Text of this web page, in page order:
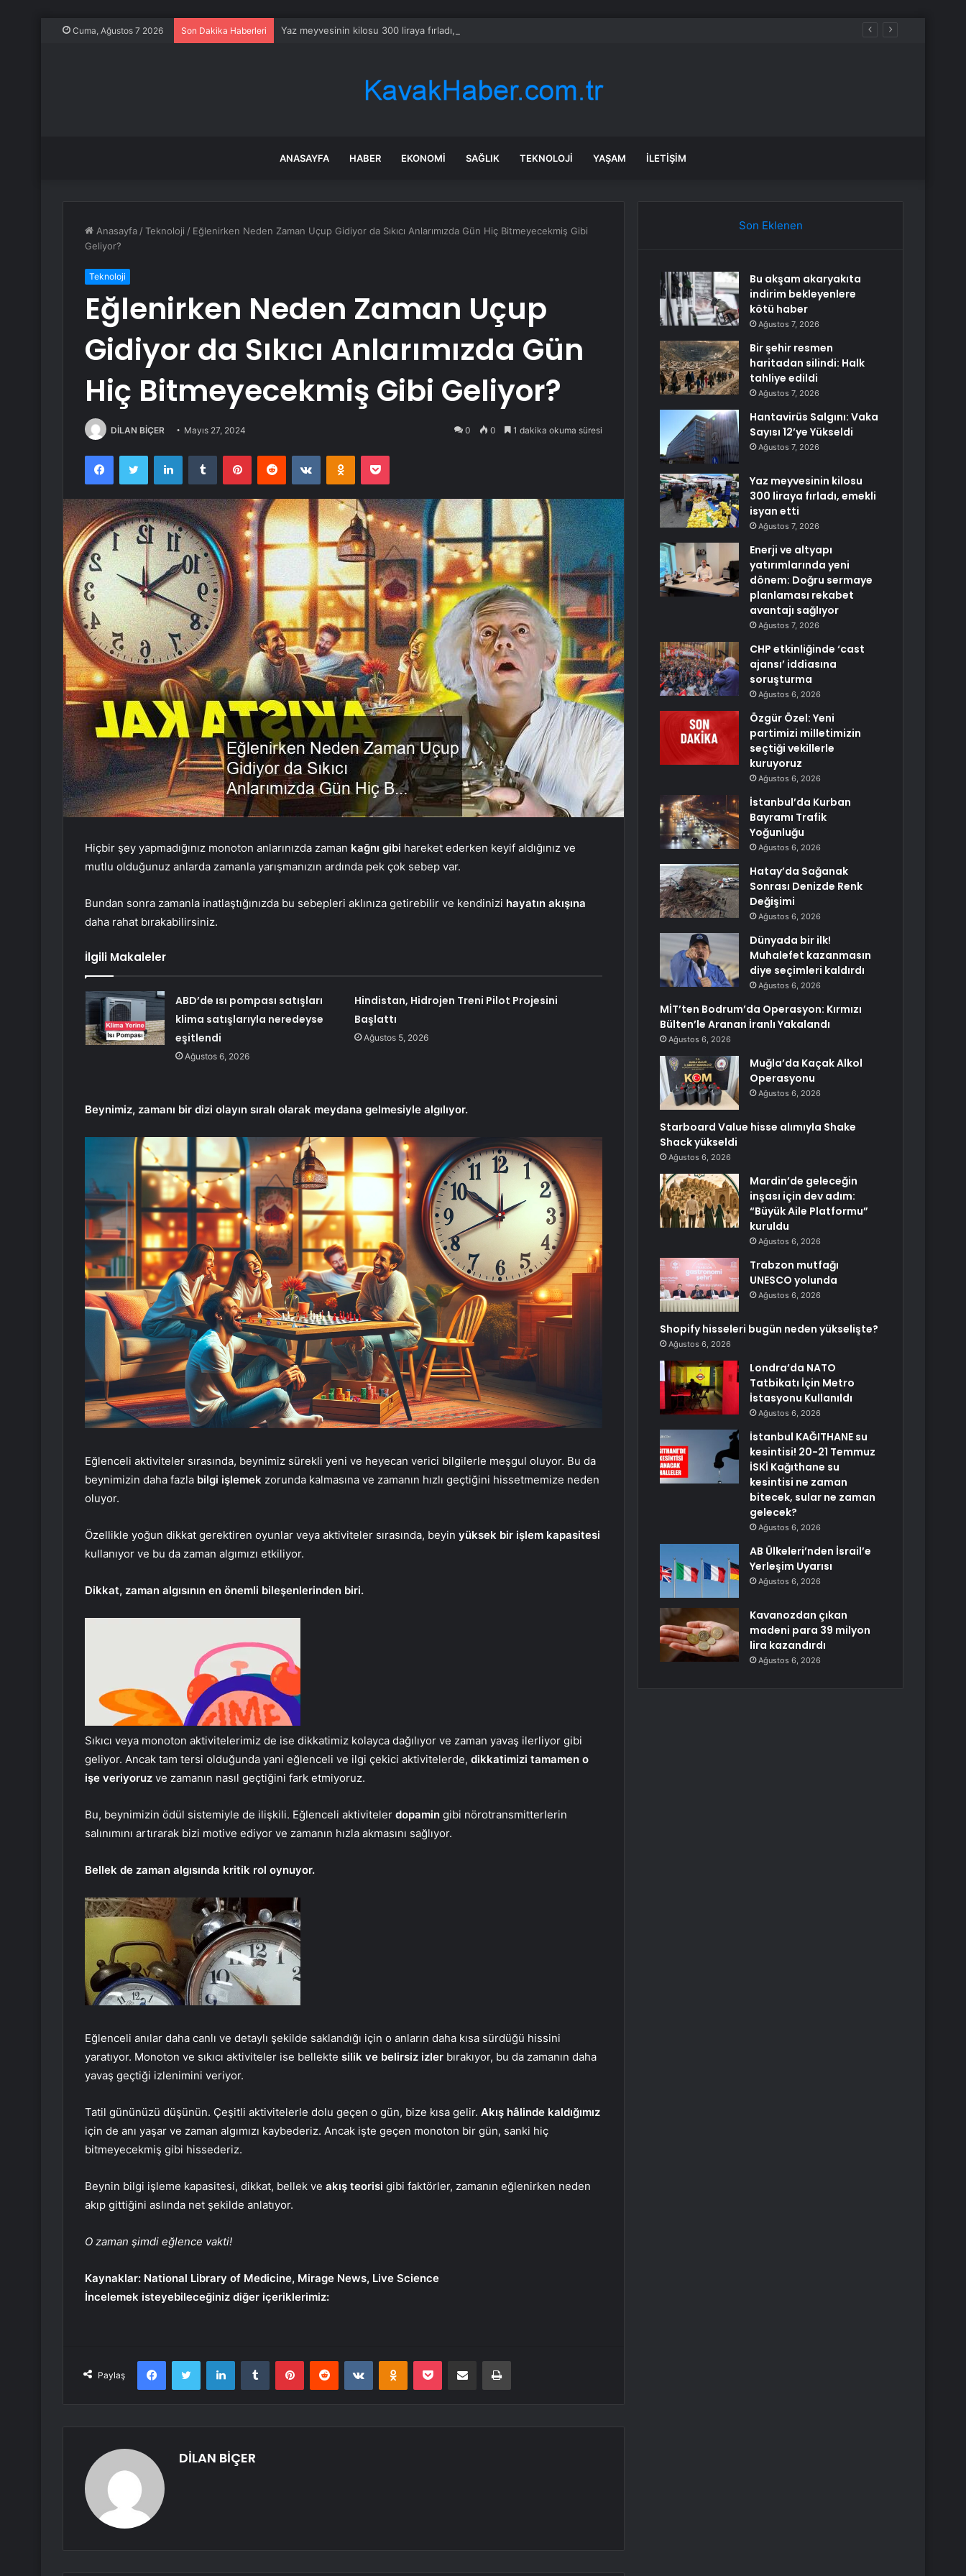
Cuma, Ağustos 7 2026 Son Dakika Haberleri Yaz meyvesinin kilosu 300 liraya fırladı, emekli isyan etti
ANASAYFA HABER EKONOMI SAĞLIK TEKNOLOJI YAŞAM İLETIŞIM
Anasayfa /Teknoloji / Eğlenirken Neden Zaman Uçup Gidiyor da Sıkıcı Anlarımızda Gün Hiç Bitmeyecekmiş Gibi
Geliyor?
Teknoloji
Eğlenirken Neden Zaman Uçup
Gidiyor da Sıkıcı Anlarımızda Gün
Hiç Bitmeyecekmiş Gibi Geliyor?
DİLAN BİÇER Mayıs 27, 2024 0 0 1 dakika okuma süresi
FacebookTwitter LinkedInTumblr PinterestReddit VKontakteOdnoklassniki
Pocket
Hiçbir şey yapmadığınız monoton anlarınızda zaman kağnı gibi hareket ederken keyif aldığınız ve
mutlu olduğunuz anlarda zamanla yarışmanızın ardında pek çok sebep var.
Bundan sonra zamanla inatlaştığınızda bu sebepleri aklınıza getirebilir ve kendinizi hayatın akışına
daha rahat bırakabilirsiniz.
İlgili Makaleler
ABD’de ısı pompası satışları
klima satışlarıyla neredeyse
eşitlendi
Ağustos 6, 2026
Hindistan, Hidrojen Treni Pilot Projesini
Başlattı
Ağustos 5, 2026
Beynimiz, zamanı bir dizi olayın sıralı olarak meydana gelmesiyle algılıyor.
Eğlenceli aktiviteler sırasında, beynimiz sürekli yeni ve heyecan verici bilgilerle meşgul oluyor. Bu da
beynimizin daha fazla bilgi işlemek zorunda kalmasına ve zamanın hızlı geçtiğini hissetmemize neden
oluyor.
Özellikle yoğun dikkat gerektiren oyunlar veya aktiviteler sırasında, beyin yüksek bir işlem kapasitesi
kullanıyor ve bu da zaman algımızı etkiliyor.
Dikkat, zaman algısının en önemli bileşenlerinden biri.
Sıkıcı veya monoton aktivitelerimiz de ise dikkatimiz kolayca dağılıyor ve zaman yavaş ilerliyor gibi
geliyor. Ancak tam tersi olduğunda yani eğlenceli ve ilgi çekici aktivitelerde, dikkatimizi tamamen o
işe veriyoruz ve zamanın nasıl geçtiğini fark etmiyoruz.
Bu, beynimizin ödül sistemiyle de ilişkili. Eğlenceli aktiviteler dopamin gibi nörotransmitterlerin
salınımını artırarak bizi motive ediyor ve zamanın hızla akmasını sağlıyor.
Bellek de zaman algısında kritik rol oynuyor.
Eğlenceli anılar daha canlı ve detaylı şekilde saklandığı için o anların daha kısa sürdüğü hissini
yaratıyor. Monoton ve sıkıcı aktiviteler ise bellekte silik ve belirsiz izler bırakıyor, bu da zamanın daha
yavaş geçtiği izlenimini veriyor.
Tatil gününüzü düşünün. Çeşitli aktivitelerle dolu geçen o gün, bize kısa gelir. Akış hâlinde kaldığımız
için de anı yaşar ve zaman algımızı kaybederiz. Ancak işte geçen monoton bir gün, sanki hiç
bitmeyecekmiş gibi hissederiz.
Beynin bilgi işleme kapasitesi, dikkat, bellek ve akış teorisi gibi faktörler, zamanın eğlenirken neden
akıp gittiğini aslında net şekilde anlatıyor.
O zaman şimdi eğlence vakti!
Kaynaklar: National Library of Medicine, Mirage News, Live Science
İncelemek isteyebileceğiniz diğer içeriklerimiz:
Paylaş
FacebookTwitter LinkedInTumblr PinterestReddit VKontakteOdnoklassniki
Pocket E-Posta ile paylaş Yazdır
DİLAN BİÇER
Son Eklenen
Bu akşam akaryakıta
indirim bekleyenlere
kötü haber
Ağustos 7, 2026
Bir şehir resmen
haritadan silindi: Halk
tahliye edildi
Ağustos 7, 2026
Hantavirüs Salgını: Vaka
Sayısı 12’ye Yükseldi
Ağustos 7, 2026
Yaz meyvesinin kilosu
300 liraya fırladı, emekli
isyan etti
Ağustos 7, 2026
Enerji ve altyapı
yatırımlarında yeni
dönem: Doğru sermaye
planlaması rekabet
avantajı sağlıyor
Ağustos 7, 2026
CHP etkinliğinde ‘cast
ajansı’ iddiasına
soruşturma
Ağustos 6, 2026
Özgür Özel: Yeni
partimizi milletimizin
seçtiği vekillerle
kuruyoruz
Ağustos 6, 2026
İstanbul’da Kurban
Bayramı Trafik
Yoğunluğu
Ağustos 6, 2026
Hatay’da Sağanak
Sonrası Denizde Renk
Değişimi
Ağustos 6, 2026
Dünyada bir ilk!
Muhalefet kazanmasın
diye seçimleri kaldırdı
Ağustos 6, 2026
MİT’ten Bodrum’da Operasyon: Kırmızı
Bülten’le Aranan İranlı Yakalandı
Ağustos 6, 2026
Muğla’da Kaçak Alkol
Operasyonu
Ağustos 6, 2026
Starboard Value hisse alımıyla Shake
Shack yükseldi
Ağustos 6, 2026
Mardin’de geleceğin
inşası için dev adım:
“Büyük Aile Platformu”
kuruldu
Ağustos 6, 2026
Trabzon mutfağı
UNESCO yolunda
Ağustos 6, 2026
Shopify hisseleri bugün neden yükselişte?
Ağustos 6, 2026
Londra’da NATO
Tatbikatı İçin Metro
İstasyonu Kullanıldı
Ağustos 6, 2026
İstanbul KAĞITHANE su
kesintisi! 20-21 Temmuz
İSKİ Kağıthane su
kesintisi ne zaman
bitecek, sular ne zaman
gelecek?
Ağustos 6, 2026
AB Ülkeleri’nden İsrail’e
Yerleşim Uyarısı
Ağustos 6, 2026
Kavanozdan çıkan
madeni para 39 milyon
lira kazandırdı
Ağustos 6, 2026